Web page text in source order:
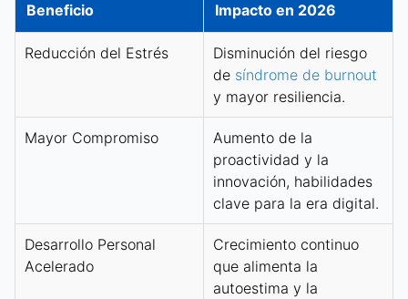
Beneficio Impacto en 2026
Reducción del Estrés
Disminución del riesgo
de síndrome de burnout
y mayor resiliencia.
Mayor Compromiso
Aumento de la
proactividad y la
innovación, habilidades
clave para la era digital.
Desarrollo Personal
Acelerado
Crecimiento continuo
que alimenta la
autoestima y la